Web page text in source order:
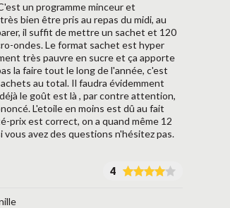
un programme minceur et
bien être pris au repas du midi, au
il suffit de mettre un sachet et 120
ondes. Le format sachet est hyper
très pauvre en sucre et ça apporte
la faire tout le long de l'année, c'est
au total. Il faudra évidemment
le goût est là , par contre attention,
L'etoile en moins est dû au fait
prix est correct, on a quand même 12
avez des questions n'hésitez pas.
4